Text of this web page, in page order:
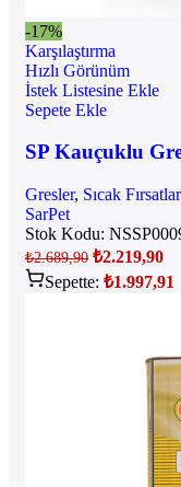
-17%
Karşılaştırma
Hızlı Görünüm
İstek Listesine Ekle
Sepete Ekle
SP Kauçuklu
Gresler, Sıcak Fırsatlar
SarPet
Stok Kodu:
₺2.689,90 ₺2.219,90
Sepette: ₺1.997,91